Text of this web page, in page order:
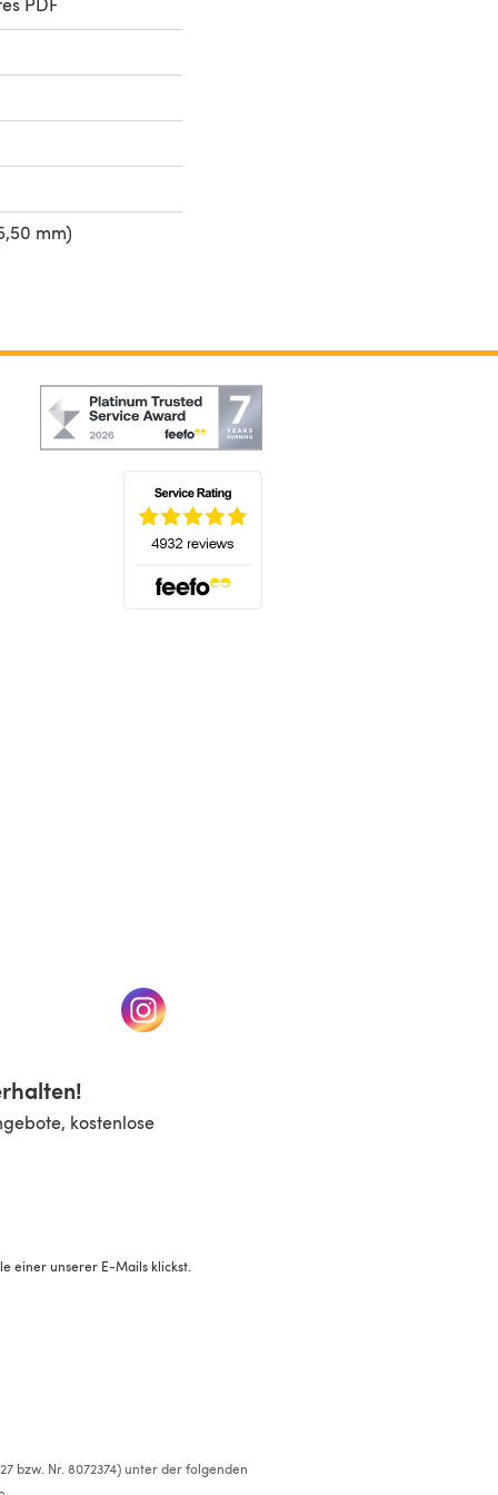
mm)
neuen Tab)(öffnet sich in einem neuen Tab)
kostenlose
einer unserer E-Mails klickst.
bzw. Nr. 8072374) unter der folgenden